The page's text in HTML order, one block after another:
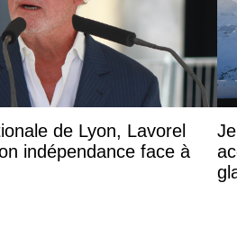
de Lyon, Lavorel
indépendance face à